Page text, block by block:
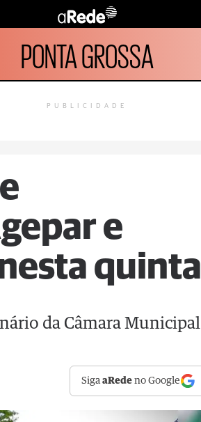
PONTA GROSSA
PUBLICIDADE
e
quinta
da Câmara Municipal
SigaaRede no Google